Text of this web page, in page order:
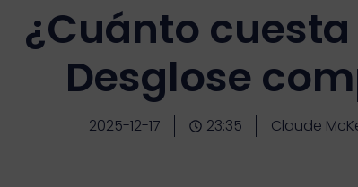
¿Cuánto
Desglose
2025-12-17 23:35 Claude